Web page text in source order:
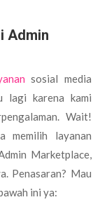
Admin
sosial media
lagi karena kami
Wait!
memilih layanan
Marketplace,
Penasaran? Mau
ini ya: